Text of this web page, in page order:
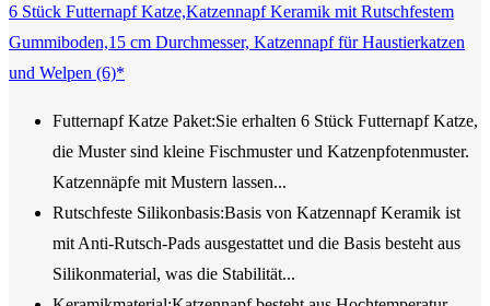
6 Stück Futternapf Katze,Katzennapf Keramik mit Rutschfestem
Gummiboden,15 cm Durchmesser, Katzennapf für Haustierkatzen
und Welpen (6)*
Futternapf Katze Paket:Sie erhalten 6 Stück Futternapf Katze,
die Muster sind kleine Fischmuster und Katzenpfotenmuster.
Katzennäpfe mit Mustern lassen...
Rutschfeste Silikonbasis:Basis von Katzennapf Keramik ist
mit Anti-Rutsch-Pads ausgestattet und die Basis besteht aus
Silikonmaterial, was die Stabilität...